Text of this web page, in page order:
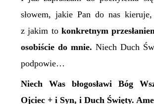
słowem, jakie Pan do nas
z jakim to konkretnym
osobiście do mnie. Niech Duch
podpowie…
Niech Was błogosławi Bóg
Ojciec + i Syn, i Duch Święty.